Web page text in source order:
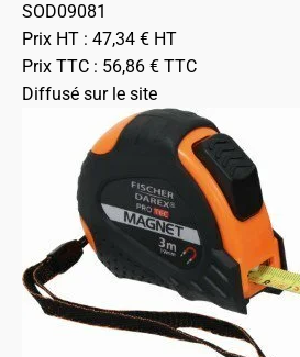
SOD09081
Prix HT : 47,34 € HT
Prix TTC : 56,86 € TTC
Diffusé sur le site